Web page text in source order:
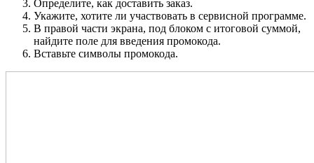
Определите, как доставить заказ.
Укажите, хотите ли участвовать в сервисной программе.
В правой части экрана, под блоком с итоговой суммой,
найдите поле для введения промокода.
Вставьте символы промокода.